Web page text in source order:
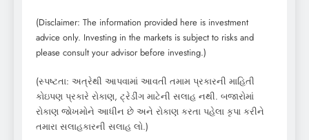
(Disclaimer: The information provided here is investment
advice only. Investing in the markets is subject to risks and
please consult your advisor before investing.)
(સ્પષ્ટતા: અત્રેથી આપવામાં આવતી તમામ પ્રકારની માહિતી
કોઇપણ પ્રકારે રોકાણ, ટ્રેડીંગ માટેની સલાહ નથી. બજારોમાં
રોકાણ જોખમોને આધીન છે અને રોકાણ કરતા પહેલા કૃપા કરીને
તમારા સલાહકારની સલાહ લો.)